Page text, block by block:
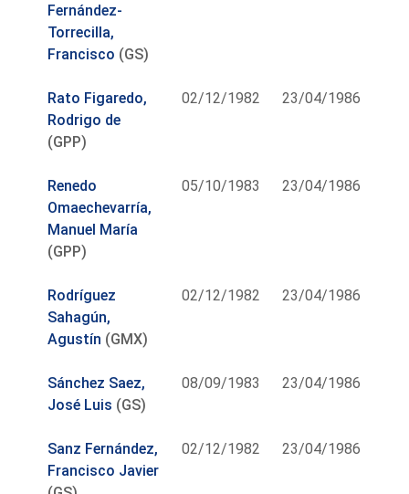
Fernández-
Torrecilla,
Francisco (GS)
Rato Figaredo,
Rodrigo de
(GPP)
02/12/1982 23/04/1986
Renedo
Omaechevarría,
Manuel María
(GPP)
05/10/1983 23/04/1986
Rodríguez
Sahagún,
Agustín (GMX)
02/12/1982 23/04/1986
Sánchez Saez,
José Luis (GS)
08/09/1983 23/04/1986
Sanz Fernández,
Francisco Javier
02/12/1982 23/04/1986